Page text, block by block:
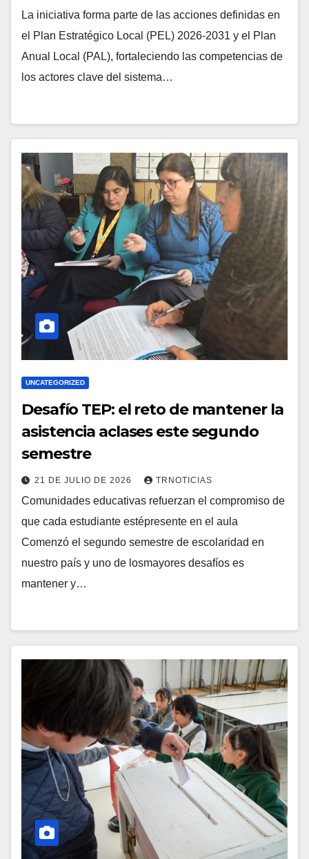
La iniciativa forma parte de las acciones definidas en
el Plan Estratégico Local (PEL) 2026-2031 y el Plan
Anual Local (PAL), fortaleciendo las competencias de
los actores clave del sistema…
UNCATEGORIZED
Desafío TEP: el reto de mantener la
asistencia aclases este segundo
semestre
21 DE JULIO DE 2026 TRNOTICIAS
Comunidades educativas refuerzan el compromiso de
que cada estudiante estépresente en el aula
Comenzó el segundo semestre de escolaridad en
nuestro país y uno de losmayores desafíos es
mantener y…